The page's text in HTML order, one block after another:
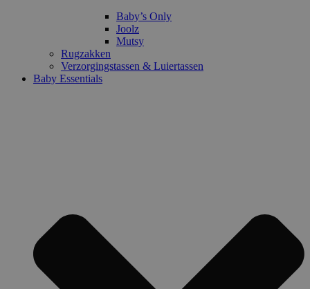
Baby’s Only
Joolz
Mutsy
Rugzakken
Verzorgingstassen & Luiertassen
Baby Essentials